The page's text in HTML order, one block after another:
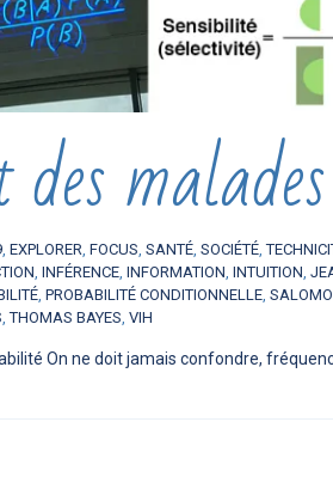
malades
, EXPLORER, FOCUS, SANTÉ, SOCIÉTÉ,
, INFÉRENCE, INFORMATION, INTUITION,
, PROBABILITÉ CONDITIONNELLE,
,THOMAS BAYES, VIH
On ne doit jamais confondre,